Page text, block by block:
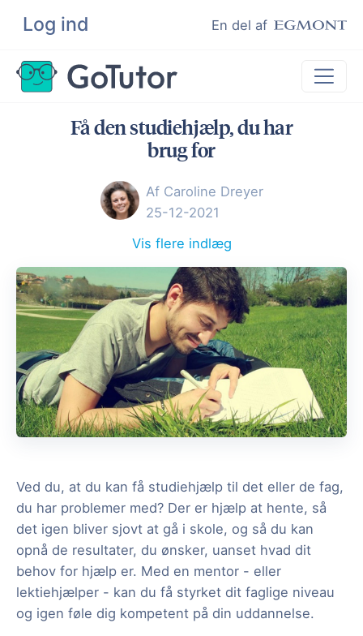
Log ind En del af
Søg
Hjælp til ordblinde
Kundeudtalelser
Få den studiehjælp, du har
brug for
Af Caroline Dreyer
25-12-2021
Vis flere indlæg
Ved du, at du kan få studiehjælp til det eller de fag,
du har problemer med? Der er hjælp at hente, så
det igen bliver sjovt at gå i skole, og så du kan
opnå de resultater, du ønsker, uanset hvad dit
behov for hjælp er. Med en mentor - eller
lektiehjælper - kan du få styrket dit faglige niveau
og igen føle dig kompetent på din uddannelse.